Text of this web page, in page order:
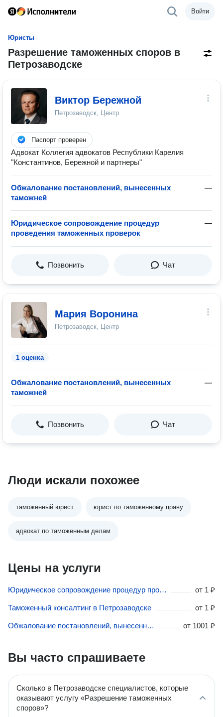
Войти
Юристы
Разрешение таможенных споров в
Петрозаводске
Виктор Бережной
Петрозаводск, Центр
Паспорт проверен
Адвокат Коллегия адвокатов Республики Карелия
"Константинов, Бережной и партнеры"
Обжалование постановлений, вынесенных
таможней
—
Юридическое сопровождение процедур
проведения таможенных проверок
—
Позвонить Чат
Мария Воронина
Петрозаводск, Центр
1 оценка
Обжалование постановлений, вынесенных
таможней
—
Позвонить Чат
Люди искали похожее
таможенный юрист юрист по таможенному праву
адвокат по таможенным делам
Цены на услуги
Юридическое сопровождение процедур проведения таможенных проверок в Петрозаводске от 1 ₽
Таможенный консалтинг в Петрозаводске от 1 ₽
Обжалование постановлений, вынесенных таможней в Петрозаводске от 1001 ₽
Вы часто спрашиваете
Сколько в Петрозаводске специалистов, которые
оказывают услугу «Разрешение таможенных
споров»?